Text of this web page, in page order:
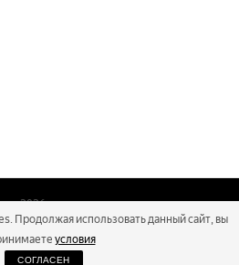
2026
®
лыжных марафонов
Продолжая использовать данный сайт, вы
условия
СОГЛАСЕН